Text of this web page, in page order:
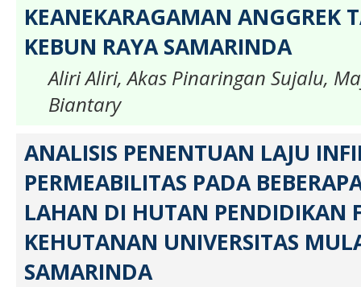
KEANEKARAGAMAN ANGGREK
KEBUN RAYA SAMARINDA
Aliri Aliri, Akas Pinaringan Sujalu,
Biantary
ANALISIS PENENTUAN LAJU
PERMEABILITAS PADA
LAHAN DI HUTAN PENDIDIKAN
KEHUTANAN UNIVERSITAS
SAMARINDA